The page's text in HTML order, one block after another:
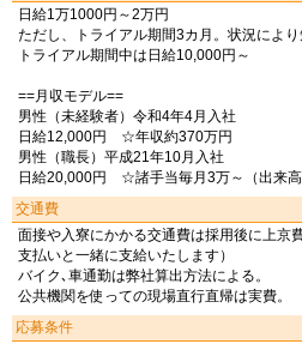
日給1万1000円～2万円
ただし、トライアル期間3カ月。状況により
トライアル期間中は日給10,000円～
==月収モデル==
男性（未経験者）令和4年4月入社
日給12,000円 ☆年収約370万円
男性（職長）平成21年10月入社
日給20,000円 ☆諸手当毎月3万～（出来
交通費
面接や入寮にかかる交通費は採用後に上京
支払いと一緒に支給いたします）
バイク､車通勤は弊社算出方法による。
公共機関を使っての現場直行直帰は実費。
応募条件